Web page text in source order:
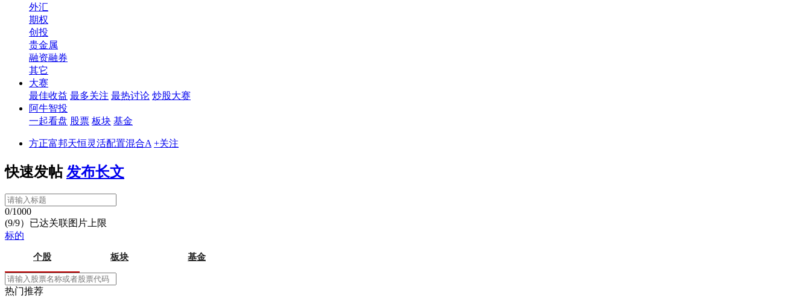
外汇
期权
创投
贵金属
融资融券
其它
大赛
最佳收益 最多关注 最热讨论 炒股大赛
阿牛智投
一起看盘 股票 板块 基金
方正富邦天恒灵活配置混合A +关注
快速发帖 发布长文
0/1000
(9/9）已达关联图片上限
标的
个股 板块 基金
热门推荐